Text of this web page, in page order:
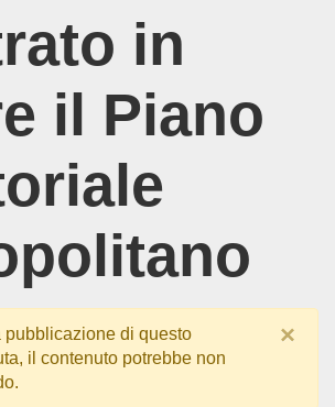
in
il Piano
pubblicazione di questo
il contenuto potrebbe non
×